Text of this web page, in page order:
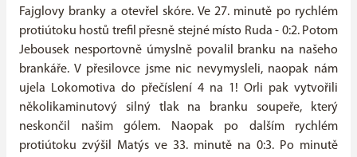
Fajglovy branky a otevřel skóre. Ve 27. minutě po rychlém
protiútoku hostů trefil přesně stejné místo Ruda - 0:2. Potom
Jebousek nesportovně úmyslně povalil branku na našeho
brankáře. V přesilovce jsme nic nevymysleli, naopak nám
ujela Lokomotiva do přečíslení 4 na 1! Orli pak vytvořili
několikaminutový silný tlak na branku soupeře, který
neskončil našim gólem. Naopak po dalším rychlém
protiútoku zvýšil Matýs ve 33. minutě na 0:3. Po minutě